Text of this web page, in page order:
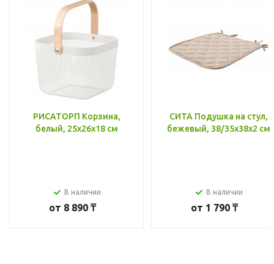
РИСАТОРП Корзина,
белый, 25x26x18 см
В наличии
от 8 890 ₸
СИТА Подушка на стул,
бежевый, 38/35x38x2 см
В наличии
от 1 790 ₸